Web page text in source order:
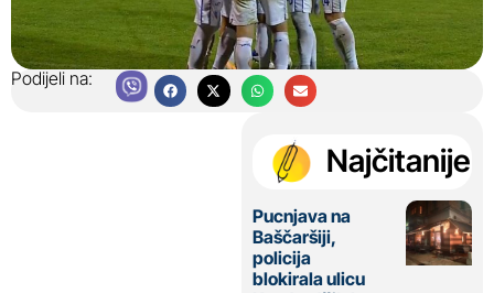
Podijeli na:
Najčitanije
Pucnjava na
Baščaršiji,
policija
blokirala ulicu